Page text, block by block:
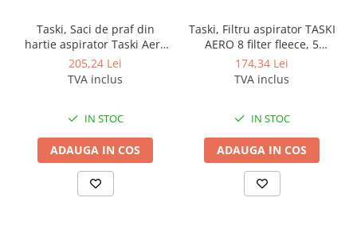
Gama de cosmetice hoteliere
Holiday Care
Gama de cosmetice hoteliere I Am
Gama de cosmetice hoteliere
Omnia
Gama de cosmetice hoteliere
Salvatore Ferragamo
Gama de cosmetice hoteliere Sense
Taski, Saci de praf din
hartie aspirator Taski Aero
8, 10 bucati/set
205,24 Lei
TVA inclus
IN STOC
ADAUGA IN COS
Taski, Filtru aspirator TASKI
AERO 8 filter fleece, 5
bucati/set
174,34 Lei
TVA inclus
IN STOC
ADAUGA IN COS